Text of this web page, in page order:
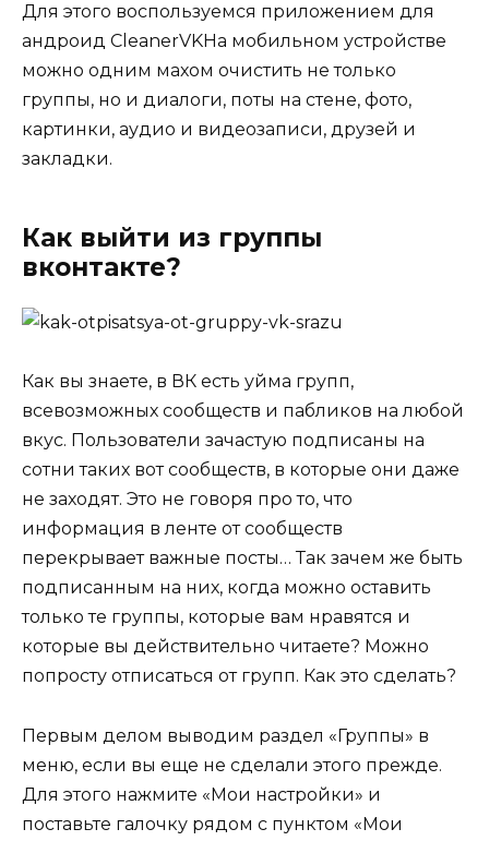
Для этого воспользуемся приложением для
андроид CleanerVKНа мобильном устройстве
можно одним махом очистить не только
группы, но и диалоги, поты на стене, фото,
картинки, аудио и видеозаписи, друзей и
закладки.
Как выйти из группы
вконтакте?
Как вы знаете, в ВК есть уйма групп,
всевозможных сообществ и пабликов на любой
вкус. Пользователи зачастую подписаны на
сотни таких вот сообществ, в которые они даже
не заходят. Это не говоря про то, что
информация в ленте от сообществ
перекрывает важные посты…Так зачем же быть
подписанным на них, когда можно оставить
только те группы, которые вам нравятся и
которые вы действительно читаете? Можно
попросту отписаться от групп. Как это сделать?
Первым делом выводим раздел «Группы» в
меню, если вы еще не сделали этого прежде.
Для этого нажмите «Мои настройки» и
поставьте галочку рядом с пунктом «Мои